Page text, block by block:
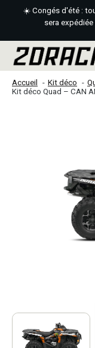
☀️ Congés d'été :
sera
Accueil Kit déco
Kit déco Quad – CAN